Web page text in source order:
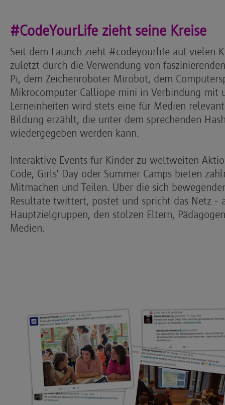
#CodeYourLife zieht seine Kreise
Seit dem Launch zieht #codeyourlife auf vielen
zuletzt durch die Verwendung von
Pi, dem Zeichenroboter Mirobot, dem
Mikrocomputer Calliope mini in Verbindung mit
Lerneinheiten wird stets eine für Medien
Bildung erzählt, die unter dem sprechenden
wiedergegeben werden kann.
Interaktive Events für Kinder zu weltweiten
Code, Girls' Day oder Summer Camps bieten
Mitmachen und Teilen. Über die sich
Resultate twittert, postet und spricht das Netz -
Hauptzielgruppen, den stolzen Eltern,
Medien.